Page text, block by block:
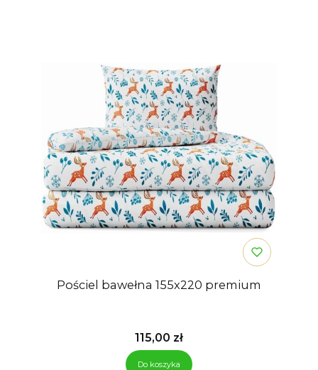
Pościel bawełna 155x220 premium
Cena
115,00 zł
Do koszyka